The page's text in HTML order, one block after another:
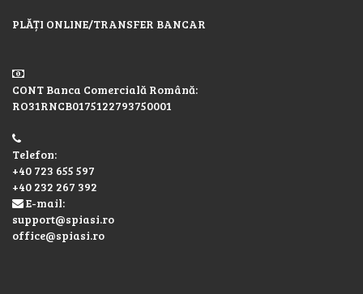
PLĂȚI ONLINE/TRANSFER BANCAR
CONT Banca Comercială Română:
RO31RNCB0175122793750001
Telefon:
+40 723 655 597
+40 232 267 392
E-mail:
support@spiasi.ro
office@spiasi.ro